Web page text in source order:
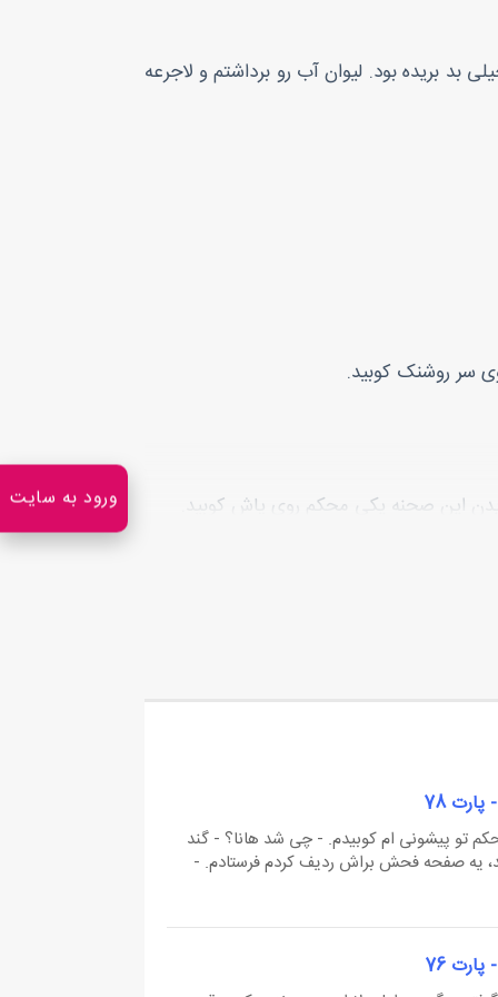
بریده بود. لیوان آب رو برداشتم و لاجرعه
سر روشنک کوبید.
این صحنه یکی محکم روی پاش کوبید.
هستیار تو اتاق پیچید.
78
تو پیشونی ام کوبیدم. - چی شد هانا؟ - گند
یه صفحه فحش براش ردیف کردم فرستادم. -
زیرش کلمه نحس سین اومد. قشنگ قلبم از...
76
ورود به سایت